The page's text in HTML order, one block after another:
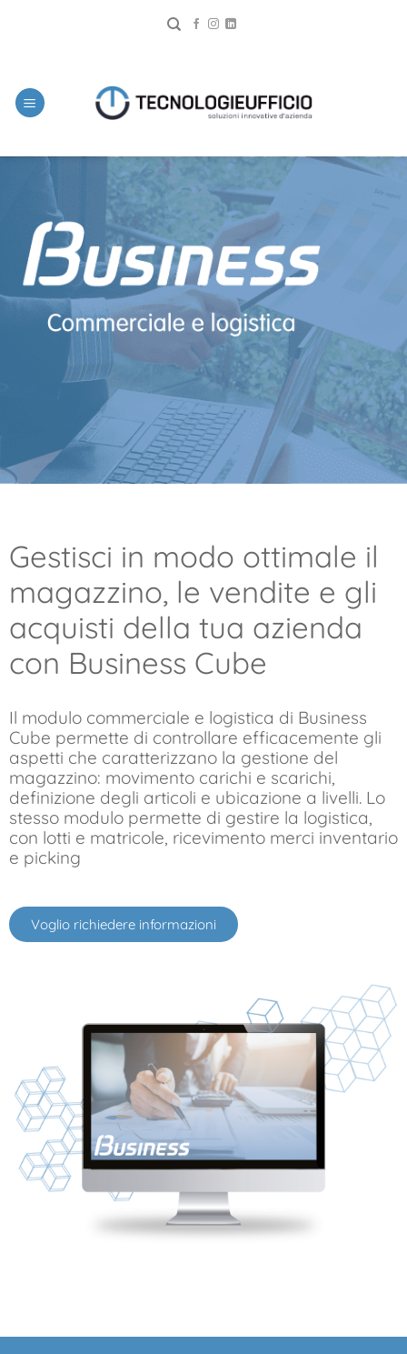
Gestisci in modo ottimale il
magazzino, le vendite e gli
acquisti della tua azienda
con Business Cube
Il modulo commerciale e logistica di Business
Cube permette di controllare efficacemente gli
aspetti che caratterizzano la gestione del
magazzino: movimento carichi e scarichi,
definizione degli articoli e ubicazione a livelli. Lo
stesso modulo permette di gestire la logistica,
con lotti e matricole, ricevimento merci inventario
e picking
Voglio richiedere informazioni